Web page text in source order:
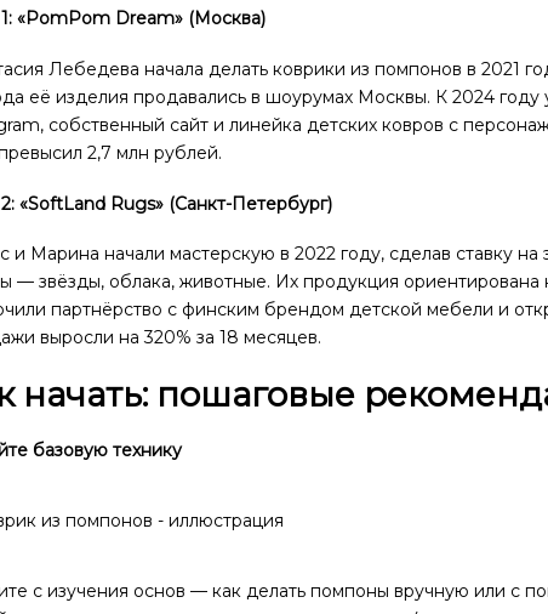
«PomPom Dream» (Москва)
Лебедева начала делать коврики из помпонов в 2021
её изделия продавались в шоурумах Москвы. К 2024
собственный сайт и линейка детских ковров с
2,7 млн рублей.
«SoftLand Rugs» (Санкт-Петербург)
и Марина начали мастерскую в 2022 году, сделав ставку
— звёзды, облака, животные. Их продукция ориентирована
партнёрство с финским брендом детской мебели и
выросли на 320% за 18 месяцев.
начать: пошаговые
базовую технику
с изучения основ — как делать помпоны вручную или с